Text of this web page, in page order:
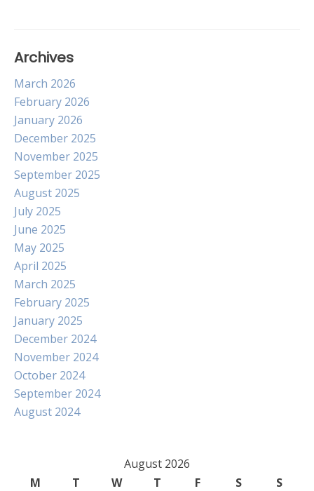
Archives
March 2026
February 2026
January 2026
December 2025
November 2025
September 2025
August 2025
July 2025
June 2025
May 2025
April 2025
March 2025
February 2025
January 2025
December 2024
November 2024
October 2024
September 2024
August 2024
August 2026
M
T W T F S
S